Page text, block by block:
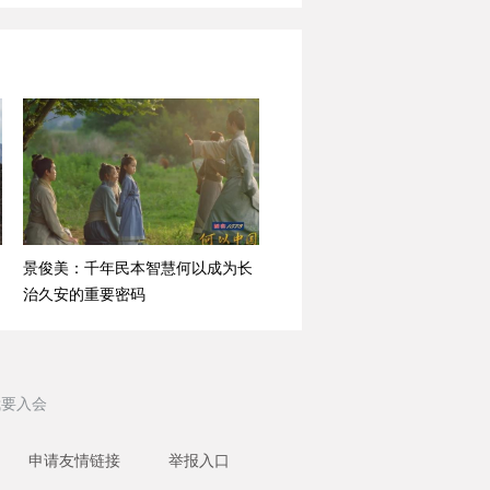
景俊美：千年民本智慧何以成为长
治久安的重要密码
入会
申请友情链接 举报入口